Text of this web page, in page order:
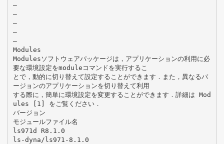
―
―
―
―
―
Modules
Modulesソフトウェアパッケージは，アプリケーションの利用に必
要な環境設定をmoduleコマンドを実行するこ
とで，動的に切り替えて設定することができます．また，異なるバ
ージョンのアプリケーションを切り替えて利用
する際に，簡単に環境設定を変更することができます．詳細は Mod
ules [1] をご覧ください．
バージョン
モジュールファイル名
ls971d R8.1.0
ls-dyna/ls971-8.1.0